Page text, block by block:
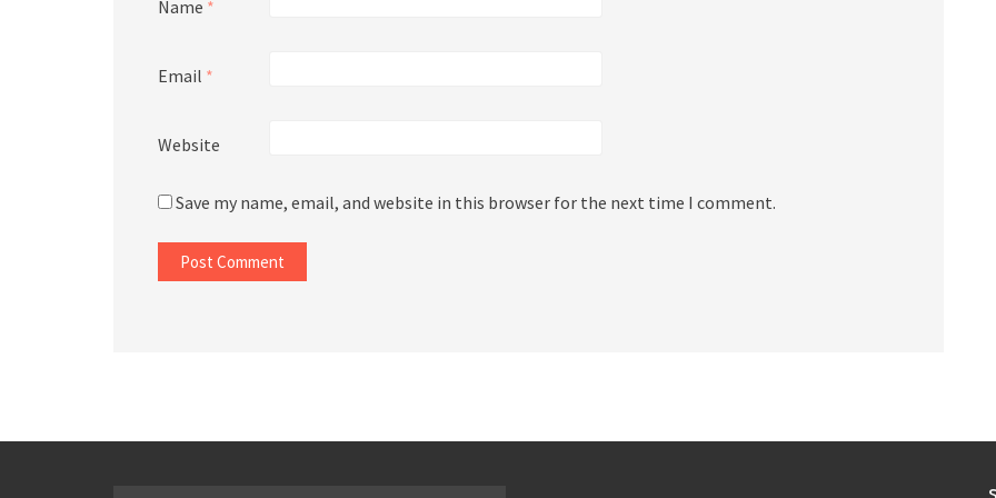
Name *
Email *
Website
Save my name, email, and website in this browser for the next time I comment.